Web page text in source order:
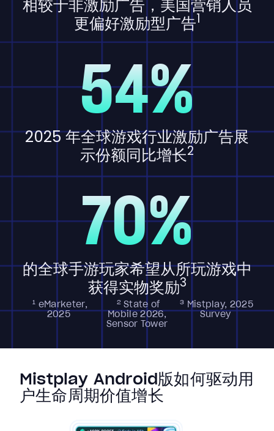
相较于非激励广告，美国营销人员
更偏好激励型广告1
54%
2025 年全球游戏行业激励广告展
示份额同比增长2
70%
的全球手游玩家希望从所玩游戏中
获得实物奖励3
1 eMarketer,
2025
2 State of
Mobile 2026,
Sensor Tower
3 Mistplay, 2025
Survey
Mistplay Android版如何驱动用
户生命周期价值增长